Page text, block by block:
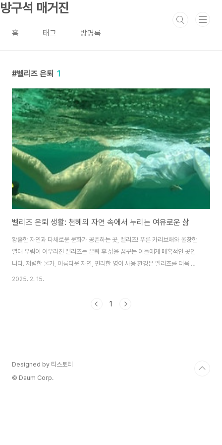
본문 바로가기
방구석 매거진
홈 태그 방명록
벨리즈 은퇴 1
벨리즈 은퇴 생활: 천혜의 자연 속에서 누리는 여유로운 삶
황홀한 자연과 다채로운 문화가 공존하는 곳, 벨리즈! 푸른 카리브해와 울창한
열대 우림이 어우러진 벨리즈는 은퇴 후 삶을 꿈꾸는 이들에게 매혹적인 곳입
니다. 저렴한 물가, 아름다운 자연, 편리한 영어 사용 환경은 벨리즈를 더욱 매
력적인 은퇴지로 만듭니다. 이 글에서는 벨리즈에서의 인기 있는 은퇴 지역부
의 새로운 삶을 준비하는 데 필요한 모든 정보를 알아보겠습니다. 벨리즈에서
2025. 2. 15.
1
Designed by 티스토리
© Daum Corp.